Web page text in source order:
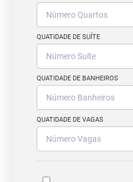
QUATIDADE DE SUÍTE
QUATIDADE DE BANHEIROS
QUATIDADE DE VAGAS